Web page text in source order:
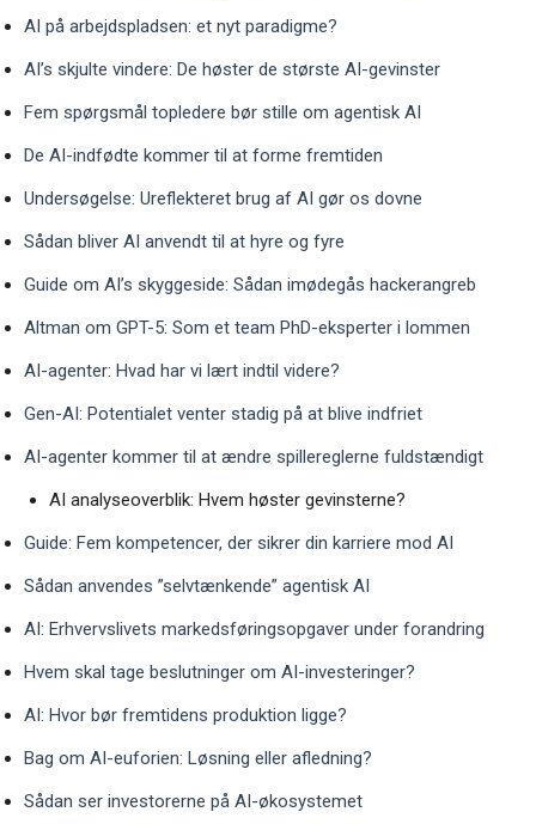
AI på arbejdspladsen: et nyt paradigme?
AI’s skjulte vindere: De høster de største AI-gevinster
Fem spørgsmål topledere bør stille om agentisk AI
De AI-indfødte kommer til at forme fremtiden
Undersøgelse: Ureflekteret brug af AI gør os dovne
Sådan bliver AI anvendt til at hyre og fyre
Guide om AI’s skyggeside: Sådan imødegås hackerangreb
Altman om GPT-5: Som et team PhD-eksperter i lommen
AI-agenter: Hvad har vi lært indtil videre?
Gen-AI: Potentialet venter stadig på at blive indfriet
AI-agenter kommer til at ændre spillereglerne fuldstændigt
AI analyseoverblik: Hvem høster gevinsterne?
Guide: Fem kompetencer, der sikrer din karriere mod AI
Sådan anvendes ”selvtænkende” agentisk AI
AI: Erhvervslivets markedsføringsopgaver under forandring
Hvem skal tage beslutninger om AI-investeringer?
AI: Hvor bør fremtidens produktion ligge?
Bag om AI-euforien: Løsning eller afledning?
Sådan ser investorerne på AI-økosystemet